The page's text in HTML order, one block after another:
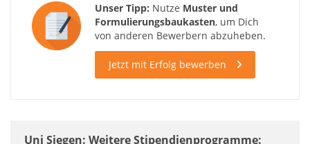
Unser Tipp: Nutze Muster und
Formulierungsbaukasten, um Dich
von anderen Bewerbern abzuheben.
Jetzt mit Erfolg bewerben
Uni Siegen: Weitere Stipendienprogramme